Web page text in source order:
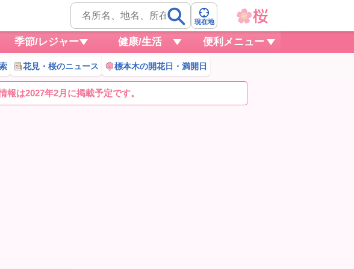
現在地
季節/レジャー 健康/生活 便利メニュー
花見・桜のニュース 標本木の開花日・満開日
は2027年2月に掲載予定です。